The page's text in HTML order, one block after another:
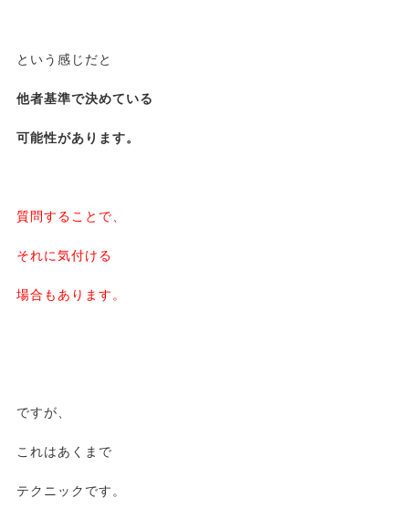
という感じだと
他者基準で決めている
可能性があります。
質問することで、
それに気付ける
場合もあります。
ですが、
これはあくまで
テクニックです。